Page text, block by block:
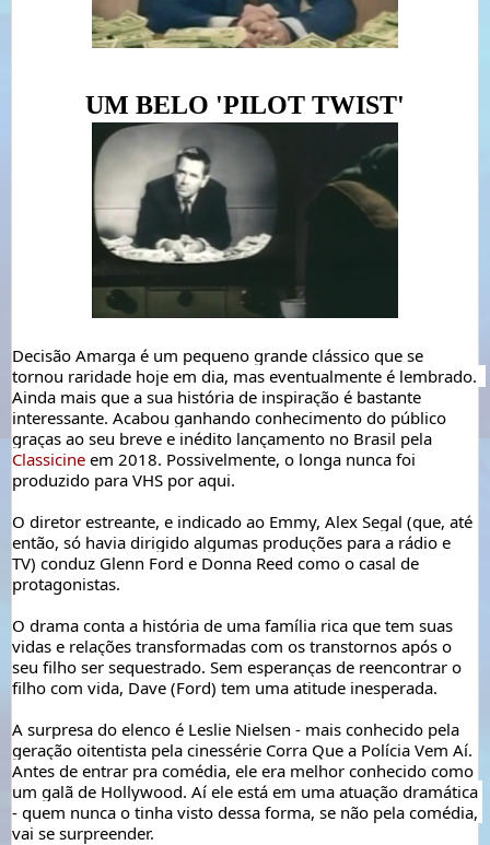
UM BELO 'PILOT TWIST'
Decisão Amarga é um pequeno grande clássico que se
tornou raridade hoje em dia, mas eventualmente é lembrado.
Ainda mais que a sua história de inspiração é bastante
interessante. Acabou ganhando conhecimento do público
Classicine em 2018. Possivelmente, o longa nunca foi
produzido para VHS por aqui.
O diretor estreante, e indicado ao Emmy, Alex Segal (que, até
então, só havia dirigido algumas produções para a rádio e
TV) conduz Glenn Ford e Donna Reed como o casal de
protagonistas.
O drama conta a história de uma família rica que tem suas
vidas e relações transformadas com os transtornos após o
seu filho ser sequestrado. Sem esperanças de reencontrar o
filho com vida, Dave (Ford) tem uma atitude inesperada.
A surpresa do elenco é Leslie Nielsen - mais conhecido pela
geração oitentista pela cinessérie Corra Que a Polícia Vem Aí.
Antes de entrar pra comédia, ele era melhor conhecido como
um galã de Hollywood. Aí ele está em uma atuação dramática
- quem nunca o tinha visto dessa forma, se não pela comédia,
vai se surpreender.